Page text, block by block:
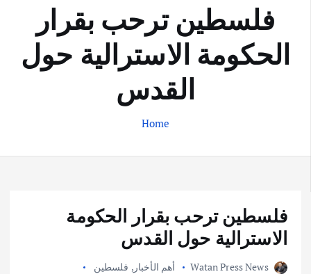
فلسطين ترحب بقرار
الحكومة الاسترالية حول
القدس
Home
فلسطين ترحب بقرار الحكومة
الاسترالية حول القدس
Watan Press News أهم الأخبار, فلسطين